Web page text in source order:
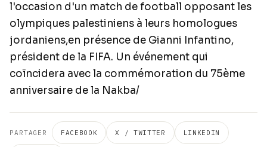
l'occasion d'un match de football opposant les
olympiques palestiniens à leurs homologues
jordaniens,en présence de Gianni Infantino,
président de la FIFA. Un événement qui
coïncidera avec la commémoration du 75ème
anniversaire de la Nakba/
PARTAGER FACEBOOK X / TWITTER LINKEDIN